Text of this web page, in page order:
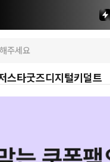
스타굿즈디지털키덜트